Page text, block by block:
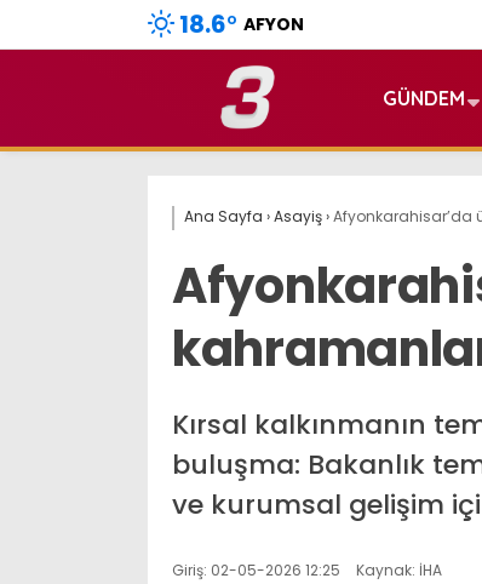
18.6° AFYON
GÜNDEM
Ana Sayfa ›Asayiş›Afyonkarahisar’da
Kırsal kalkınmanın
buluşma: Bakanlık
ve kurumsal gelişim
Giriş: 02-05-2026 12:25 Kaynak: İHA